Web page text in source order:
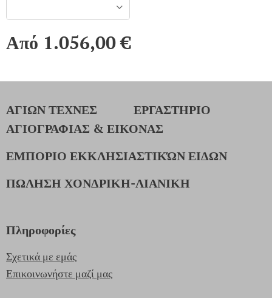
Από 1.056,00€
ΑΓΙΩΝ ΤΕΧΝΕΣ ΕΡΓΑΣΤΗΡΙΟ
ΑΓΙΟΓΡΑΦΙΑΣ & ΕΙΚΟΝΑΣ
ΕΜΠΟΡΙΟ ΕΚΚΛΗΣΙΑΣΤΙΚΏΝ ΕΙΔΩΝ
ΠΩΛΗΣΗ ΧΟΝΔΡΙΚΗ-ΛΙΑΝΙΚΗ
Πληροφορίες
Σχετικά με εμάς
Επικοινωνήστε μαζί μας